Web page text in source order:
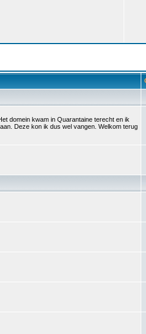
domein kwam in Quarantaine terecht en ik
Deze kon ik dus wel vangen. Welkom terug